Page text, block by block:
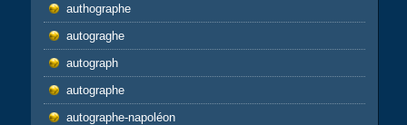
authographe
autograghe
autograph
autographe
autographe-napoléon